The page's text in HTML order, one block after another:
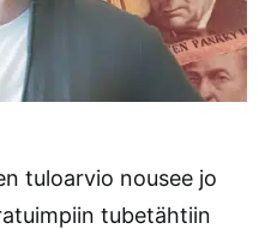
tuloarvio nousee jo
tubetähtiin